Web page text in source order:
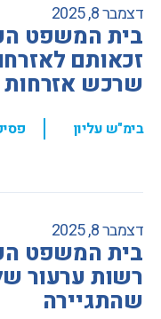
דצמבר 8, 2025
בית המשפט
זכאותם
שרכש
בימ"ש עליון ,
דצמבר 8, 2025
בית המשפט
רשות ערעור
שהתגיירה